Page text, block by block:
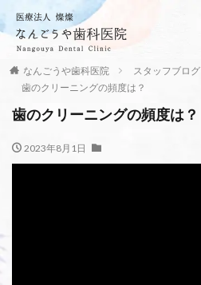
なんごうや歯科医院
スタッフブログ
歯のクリーニングの頻度は？
歯のクリーニングの頻度は？
2023年8月1日